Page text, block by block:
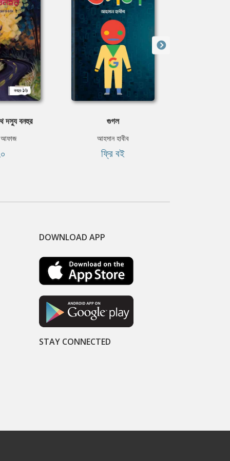
দস্যু বনহুর
আফাজ
গুগল
আহসান হাবীব
ফ্রি বই
DOWNLOAD APP
STAY CONNECTED